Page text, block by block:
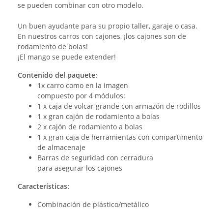
se pueden combinar con otro modelo.
Un buen ayudante para su propio taller, garaje o casa.
En nuestros carros con cajones, ¡los cajones son de
rodamiento de bolas!
¡El mango se puede extender!
Contenido del paquete:
1x carro como en la imagen
compuesto por 4 módulos:
1 x caja de volcar grande con armazón de rodillos
1 x gran cajón de rodamiento a bolas
2 x cajón de rodamiento a bolas
1 x gran caja de herramientas con compartimento
de almacenaje
Barras de seguridad con cerradura
para asegurar los cajones
Características:
Combinación de plástico/metálico